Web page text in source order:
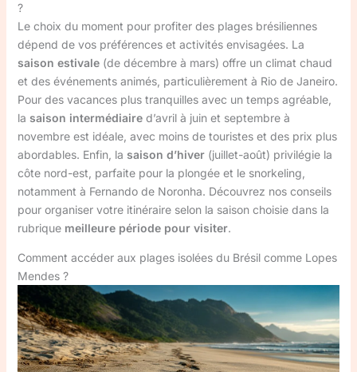
?
Le choix du moment pour profiter des plages brésiliennes
dépend de vos préférences et activités envisagées. La
saison estivale(de décembre à mars) offre un climat chaud
et des événements animés, particulièrement à Rio de Janeiro.
Pour des vacances plus tranquilles avec un temps agréable,
la saison intermédiaired’avril à juin et septembre à
novembre est idéale, avec moins de touristes et des prix plus
abordables. Enfin, la saison d’hiver(juillet-août) privilégie la
côte nord-est, parfaite pour la plongée et le snorkeling,
notamment à Fernando de Noronha. Découvrez nos conseils
pour organiser votre itinéraire selon la saison choisie dans la
rubrique meilleure période pour visiter.
Comment accéder aux plages isolées du Brésil comme Lopes
Mendes ?